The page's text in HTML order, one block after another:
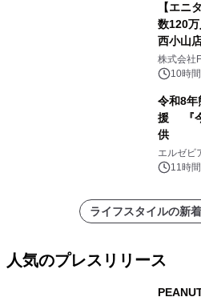
【エニ
数120
西小山
株式会社
10時
令和8年
援 『今
供
エルゼビ
11時
ライフスタイルの新
人気のプレスリリース